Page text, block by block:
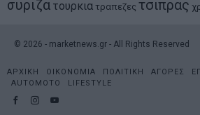
συριζα τουρκια τραπεζες τσιπρας
© 2026 - marketnews.gr - All Rights Reserved
ΑΡΧΙΚΗ ΟΙΚΟΝΟΜΙΑ ΠΟΛΙΤΙΚΗ ΑΓΟΡΕΣ
AUTOMOTO
LIFESTYLE